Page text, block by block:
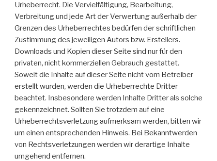
Urheberrecht. Die Vervielfältigung, Bearbeitung,
Verbreitung und jede Art der Verwertung außerhalb der
Grenzen des Urheberrechtes bedürfen der schriftlichen
Zustimmung des jeweiligen Autors bzw. Erstellers.
Downloads und Kopien dieser Seite sind nur für den
privaten, nicht kommerziellen Gebrauch gestattet.
Soweit die Inhalte auf dieser Seite nicht vom Betreiber
erstellt wurden, werden die Urheberrechte Dritter
beachtet. Insbesondere werden Inhalte Dritter als solche
gekennzeichnet. Sollten Sie trotzdem auf eine
Urheberrechtsverletzung aufmerksam werden, bitten wir
um einen entsprechenden Hinweis. Bei Bekanntwerden
von Rechtsverletzungen werden wir derartige Inhalte
umgehend entfernen.